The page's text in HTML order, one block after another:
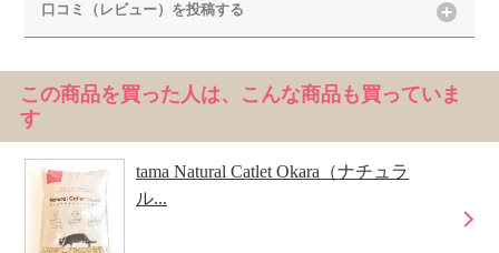
口コミ（レビュー）を投稿する
この商品を買った人は、こんな商品も買っていま
す
tama Natural Catlet Okara（ナチュラ
ル...